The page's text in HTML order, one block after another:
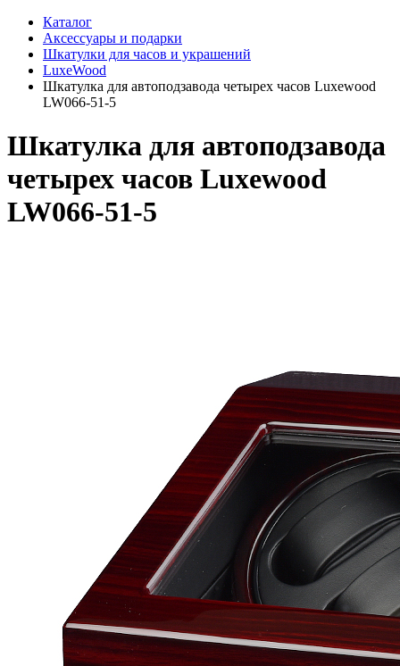
Каталог
Аксессуары и подарки
Шкатулки для часов и украшений
LuxeWood
Шкатулка для автоподзавода четырех часов Luxewood
LW066-51-5
Шкатулка для автоподзавода
четырех часов Luxewood
LW066-51-5